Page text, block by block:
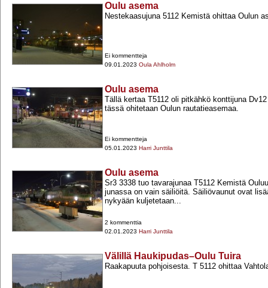
Oulu asema
Nestekaasujuna 5112 Kemistä ohittaa Oulun
Ei kommentteja
09.01.2023 Oula Ahlholm
Oulu asema
Tällä kertaa T5112 oli pitkähkö konttijuna
tässä ohitetaan Oulun rautatieasemaa.
Ei kommentteja
05.01.2023 Harri Junttila
Oulu asema
Sr3 3338 tuo tavarajunaa T5112 Kemistä
junassa on vain säiliöitä. Säiliövaunut ovat
nykyään kuljetetaan...
2 kommenttia
02.01.2023 Harri Junttila
Välillä Haukipudas–Oulu Tuira
Raakapuuta pohjoisesta. T 5112 ohittaa